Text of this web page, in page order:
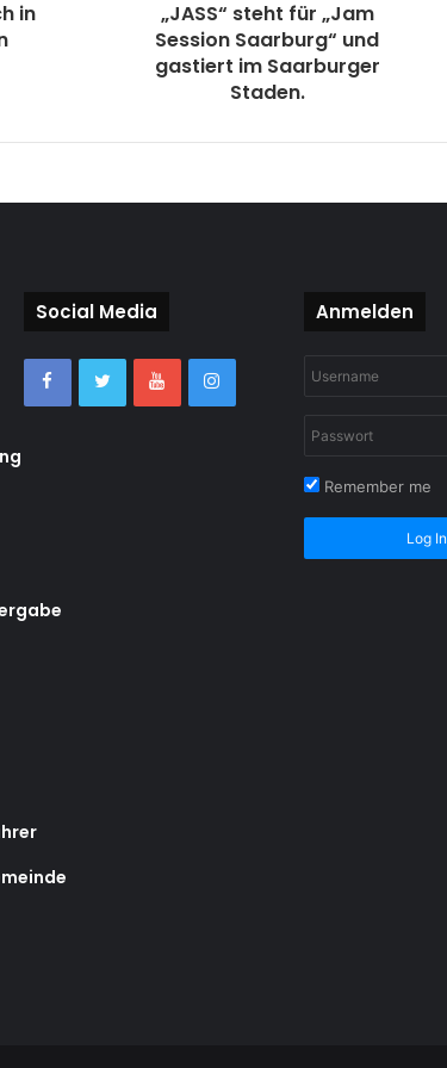
in
„JASS“ steht für „Jam
Session Saarburg“ und
gastiert im Saarburger
Staden.
Social Media Anmelden
Remember me
Log In